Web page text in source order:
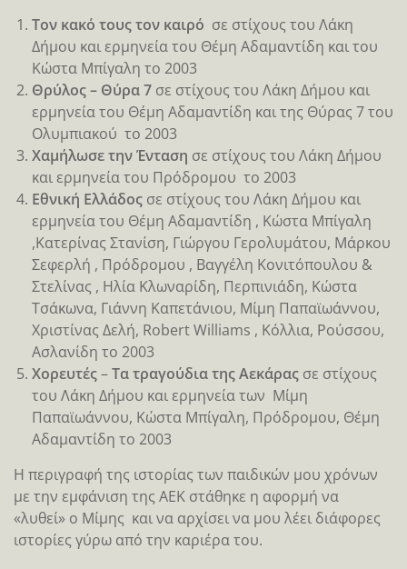
Τον κακό τους τον καιρό σε στίχους του Λάκη
Δήμου και ερμηνεία του Θέμη Αδαμαντίδη και του
Κώστα Μπίγαλη το 2003
Θρύλος – Θύρα 7 σε στίχους του Λάκη Δήμου και
ερμηνεία του Θέμη Αδαμαντίδη και της Θύρας 7 του
Ολυμπιακού το 2003
Χαμήλωσε την Ένταση σε στίχους του Λάκη Δήμου
και ερμηνεία του Πρόδρομου το 2003
Εθνική Ελλάδος σε στίχους του Λάκη Δήμου και
ερμηνεία του Θέμη Αδαμαντίδη , Κώστα Μπίγαλη
,Κατερίνας Στανίση, Γιώργου Γερολυμάτου, Μάρκου
Σεφερλή , Πρόδρομου , Βαγγέλη Κονιτόπουλου &
Στελίνας , Ηλία Κλωναρίδη, Περπινιάδη, Κώστα
Τσάκωνα, Γιάννη Καπετάνιου, Μίμη Παπαϊωάννου,
Χριστίνας Δελή, Robert Williams , Κόλλια, Ρούσσου,
Ασλανίδη το 2003
Χορευτές–Τα τραγούδια της Αεκάρας σε στίχους
του Λάκη Δήμου και ερμηνεία των Μίμη
Παπαϊωάννου, Κώστα Μπίγαλη, Πρόδρομου, Θέμη
Αδαμαντίδη το 2003
Η περιγραφή της ιστορίας των παιδικών μου χρόνων
με την εμφάνιση της ΑΕΚ στάθηκε η αφορμή να
«λυθεί» ο Μίμης και να αρχίσει να μου λέει διάφορες
ιστορίες γύρω από την καριέρα του.